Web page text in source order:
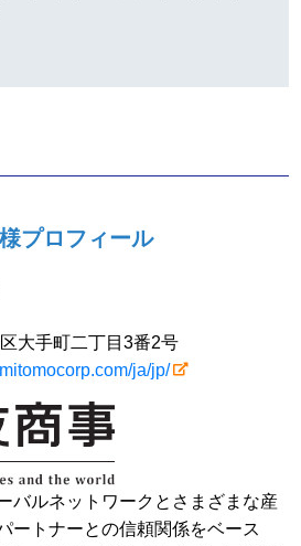
プロフィール
大手町二丁目3番2号
ja/jp/
バルネットワークとさまざまな産
ートナーとの信頼関係をベース